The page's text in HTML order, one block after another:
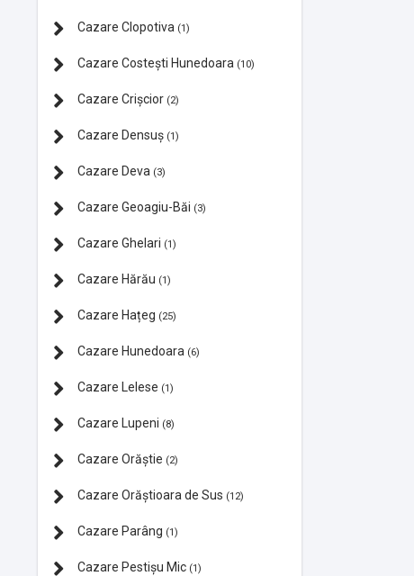
Cazare Clopotiva (1)
Cazare Costești Hunedoara (10)
Cazare Crișcior (2)
Cazare Densuș (1)
Cazare Deva (3)
Cazare Geoagiu-Băi (3)
Cazare Ghelari (1)
Cazare Hărău (1)
Cazare Hațeg (25)
Cazare Hunedoara (6)
Cazare Lelese (1)
Cazare Lupeni (8)
Cazare Orăștie (2)
Cazare Orăștioara de Sus (12)
Cazare Parâng (1)
Cazare Pestișu Mic (1)